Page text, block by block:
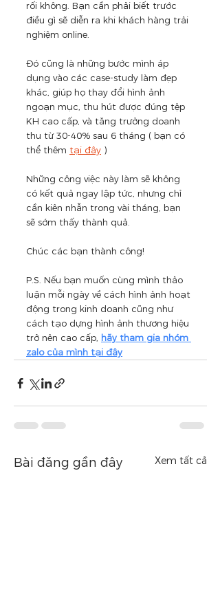
rối không. Bạn cần phải biết trước
điều gì sẽ diễn ra khi khách hàng trải
nghiệm online.
Đó cũng là những bước mình áp
dụng vào các case-study làm đẹp
khác, giúp họ thay đổi hình ảnh
ngoạn mục, thu hút được đúng tệp
KH cao cấp, và tăng trưởng doanh
thu từ 30-40% sau 6 tháng ( bạn có
thể thêm tại đây )
Những công việc này làm sẽ không
có kết quả ngay lập tức, nhưng chỉ
cần kiên nhẫn trong vài tháng, bạn
sẽ sớm thấy thành quả.
Chúc các bạn thành công!
P.S. Nếu bạn muốn cùng mình thảo
luận mỗi ngày về cách hình ảnh hoạt
động trong kinh doanh cũng như
cách tạo dựng hình ảnh thương hiệu
trở nên cao cấp, hãy tham gia nhóm
zalo của mình tại đây
Bài đăng gần đây Xem tất cả